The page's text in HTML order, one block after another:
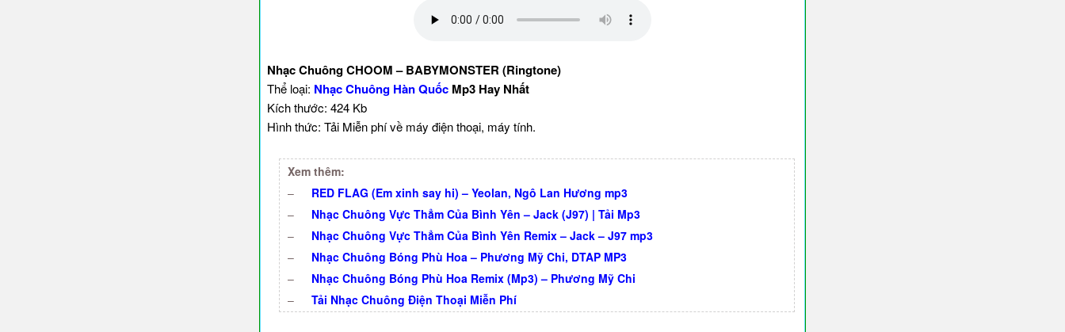
Nhạc Chuông CHOOM – BABYMONSTER (Ringtone)
Thể loại: Nhạc Chuông Hàn Quốc Mp3 Hay Nhất
Kích thước: 424 Kb
Hình thức: Tải Miễn phí về máy điện thoại, máy tính.
Xem thêm:
–
RED FLAG (Em xinh say hi) – Yeolan, Ngô Lan Hương mp3
–
Nhạc Chuông Vực Thẳm Của Bình Yên – Jack (J97) | Tải Mp3
–
Nhạc Chuông Vực Thẳm Của Bình Yên Remix – Jack – J97 mp3
–
Nhạc Chuông Bóng Phù Hoa – Phương Mỹ Chi, DTAP MP3
–
Nhạc Chuông Bóng Phù Hoa Remix (Mp3) – Phương Mỹ Chi
–
Tải Nhạc Chuông Điện Thoại Miễn Phí